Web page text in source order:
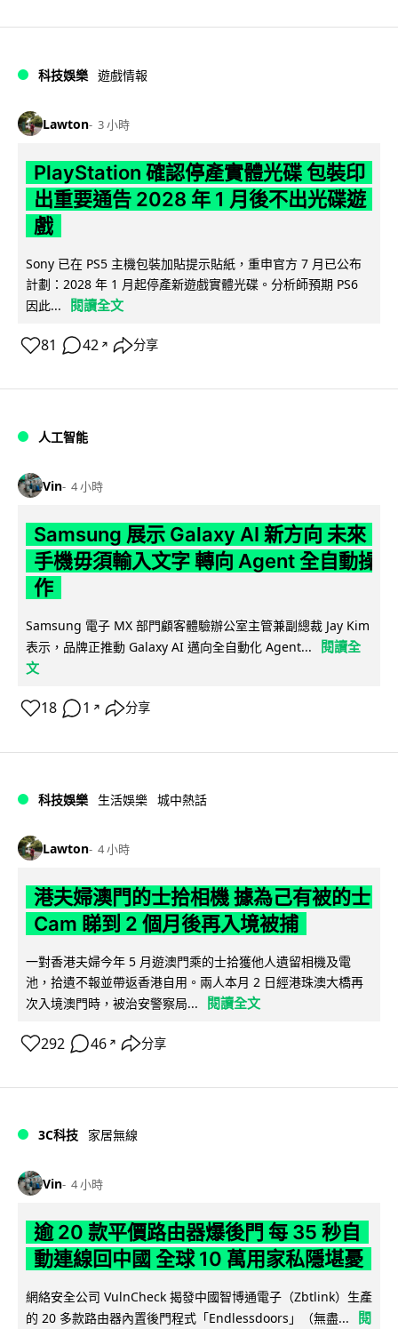
科技娛樂 遊戲情報
Lawton 3 小時
PlayStation 確認停產實體光碟 包裝印
出重要通告 2028 年 1 月後不出光碟遊
戲
Sony 已在 PS5 主機包裝加貼提示貼紙，重申官方 7 月已公布
計劃：2028 年 1 月起停產新遊戲實體光碟。分析師預期 PS6
因此...
閱讀全文
81 42 ↗ 分享
人工智能
Vin 4 小時
Samsung 展示 Galaxy AI 新方向 未來
手機毋須輸入文字 轉向 Agent 全自動操
作
Samsung 電子 MX 部門顧客體驗辦公室主管兼副總裁 Jay Kim
表示，品牌正推動 Galaxy AI 邁向全自動化 Agent...
閱讀全
文
18 1 ↗ 分享
科技娛樂 生活娛樂 城中熱話
Lawton 4 小時
港夫婦澳門的士拾相機 據為己有被的士
Cam 睇到 2 個月後再入境被捕
一對香港夫婦今年 5 月遊澳門乘的士拾獲他人遺留相機及電
池，拾遺不報並帶返香港自用。兩人本月 2 日經港珠澳大橋再
次入境澳門時，被治安警察局...
閱讀全文
292 46 ↗ 分享
3C科技 家居無線
Vin 4 小時
逾 20 款平價路由器爆後門 每 35 秒自
動連線回中國 全球 10 萬用家私隱堪憂
網絡安全公司 VulnCheck 揭發中國智博通電子（Zbtlink）生產
的 20 多款路由器內置後門程式「Endlessdoors」（無盡...
閱